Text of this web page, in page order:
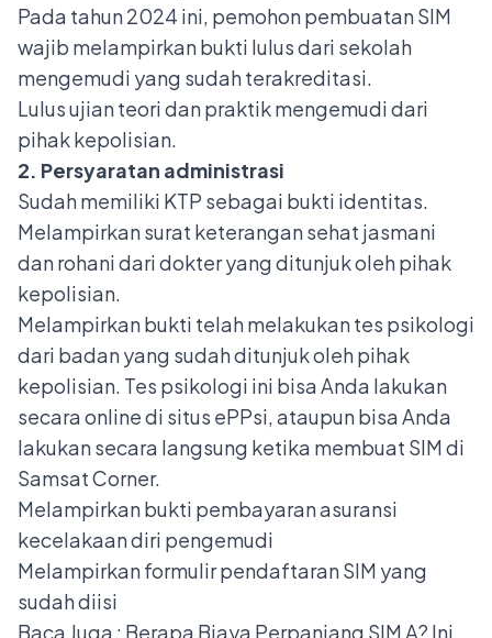
Pada tahun 2024 ini, pemohon pembuatan SIM
wajib melampirkan bukti lulus dari sekolah
mengemudi yang sudah terakreditasi.
Lulus ujian teori dan praktik mengemudi dari
pihak kepolisian.
2. Persyaratan administrasi
Sudah memiliki KTP sebagai bukti identitas.
Melampirkan surat keterangan sehat jasmani
dan rohani dari dokter yang ditunjuk oleh pihak
kepolisian.
Melampirkan bukti telah melakukan tes psikologi
dari badan yang sudah ditunjuk oleh pihak
kepolisian. Tes psikologi ini bisa Anda lakukan
secara online di situs ePPsi, ataupun bisa Anda
lakukan secara langsung ketika membuat SIM di
Samsat Corner.
Melampirkan bukti pembayaran asuransi
kecelakaan diri pengemudi
Melampirkan formulir pendaftaran SIM yang
sudah diisi
Baca Juga : Berapa Biaya Perpanjang SIM A? Ini